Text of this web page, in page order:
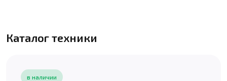
Каталог техники
в наличии